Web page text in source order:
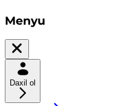
Menyu
Daxil ol